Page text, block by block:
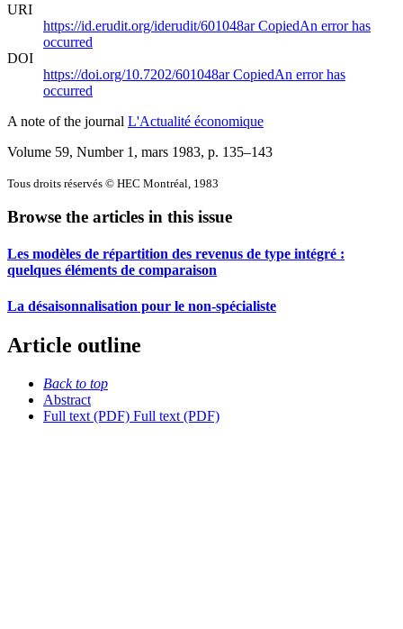
URI
https://id.erudit.org/iderudit/601048arCopiedAn error has
occurred
DOI
https://doi.org/10.7202/601048arCopiedAn error has
occurred
A note of the journal L'Actualité économique
Volume 59, Number 1, mars 1983, p. 135–143
Tous droits réservés © HEC Montréal, 1983
Browse the articles in this issue
Les modèles de répartition des revenus de type intégré :
quelques éléments de comparaison
La désaisonnalisation pour le non-spécialiste
Article outline
Back to top
Abstract
Full text (PDF) Full text (PDF)